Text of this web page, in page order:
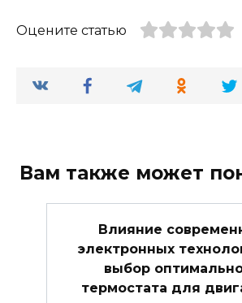
Оцените статью
Вам также может
Влияние
электронных
выбор
термостата для